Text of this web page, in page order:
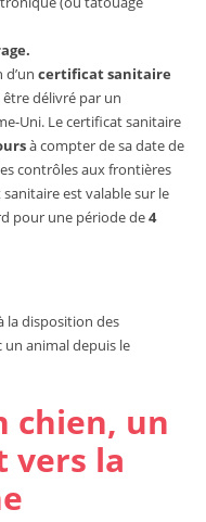
certificat sanitaire
délivré par un
Uni. Le certificat sanitaire
à compter de sa date de
contrôles aux frontières
est valable sur le
pour une période de4
la disposition des
un animal depuis le
chien, un
vers la